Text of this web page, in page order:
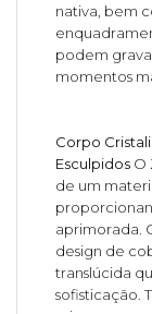
nativa, bem
podem
momentos
Corpo
Esculpidos O
de um
aprimorada.
design de
translúcida
sofisticação.